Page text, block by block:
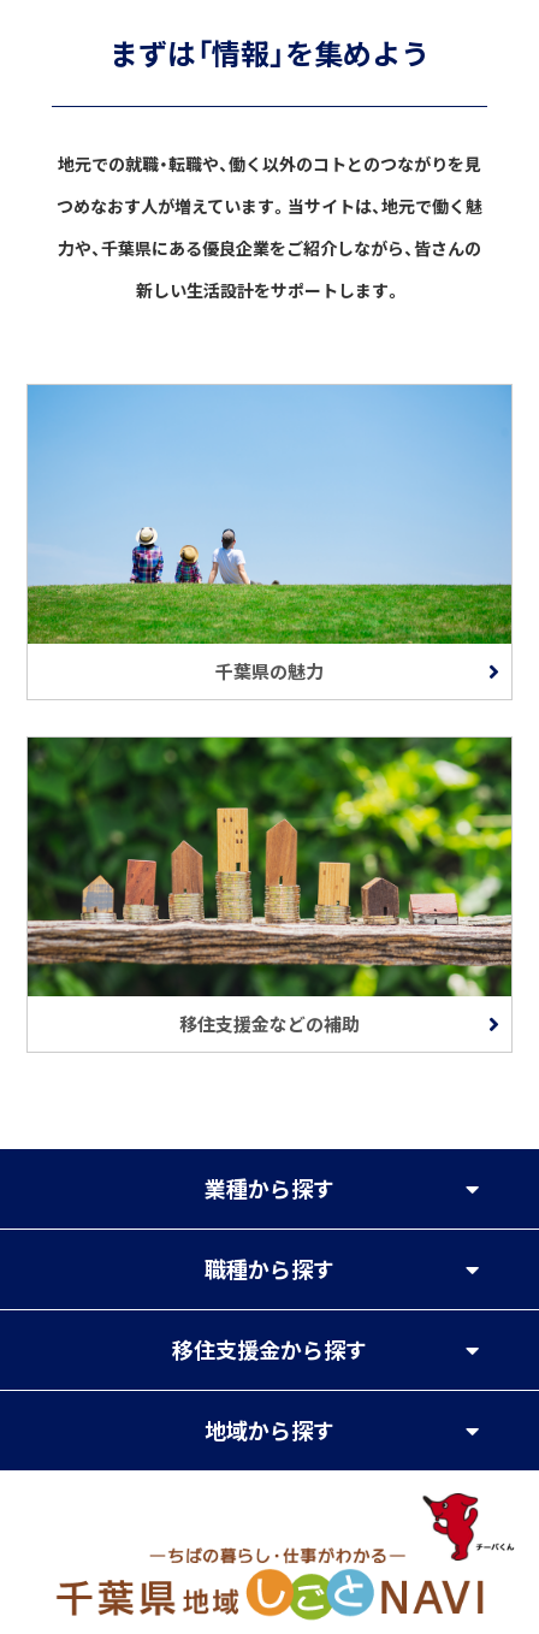
まずは「情報」を集めよう
地元での就職・転職や、働く以外のコトとのつながりを見
つめなおす人が増えています。 当サイトは、地元で働く魅
力や、千葉県にある優良企業をご紹介しながら、皆さんの
新しい生活設計をサポートします。
千葉県の魅力
移住支援金などの補助
業種から探す
職種から探す
移住支援金から探す
地域から探す